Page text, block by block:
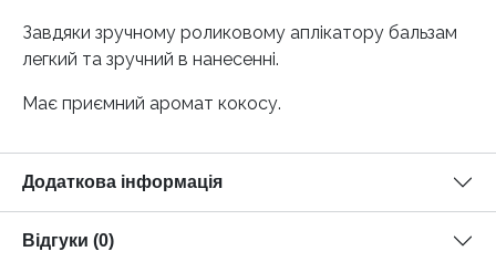
Завдяки зручному роликовому аплікатору бальзам
легкий та зручний в нанесенні.
Має приємний аромат кокосу.
Додаткова інформація
Відгуки (0)